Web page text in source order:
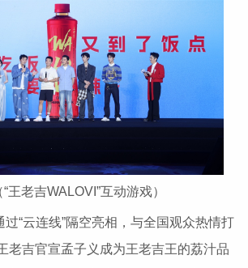
“王老吉WALOVI”互动游戏）
“云连线”隔空亮相，与全国观众热情打
老吉官宣孟子义成为王老吉王的荔汁品